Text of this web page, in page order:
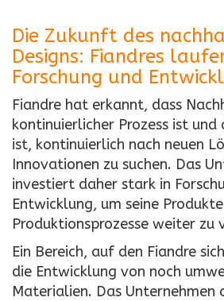
Die Zukunft des
Designs: Fiandres
Forschung und
Fiandre hat erkannt, dass
kontinuierlicher Prozess ist und
ist, kontinuierlich nach neuen
Innovationen zu suchen. Das
investiert daher stark in
Entwicklung, um seine
Produktionsprozesse weiter zu
Ein Bereich, auf den Fiandre
die Entwicklung von noch
Materialien. Das Unternehmen